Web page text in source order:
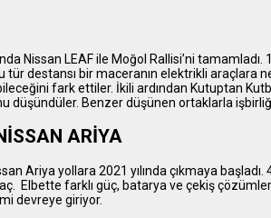
Nissan LEAF ile Moğol Rallisi’ni
tür destansı bir maceranın elektrikli
fark ettiler. İkili ardından Kutuptan
düşündüler. Benzer düşünen ortaklarla
ARİYA
Ariya yollara 2021 yılında çıkmaya
Elbette farklı güç, batarya ve çekiş
devreye giriyor.